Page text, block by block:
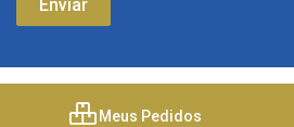
Meus Pedidos